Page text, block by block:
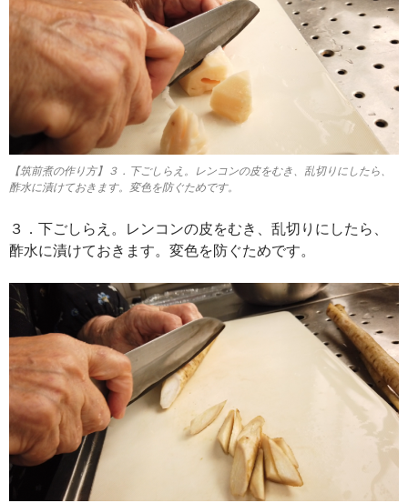
【筑前煮の作り方】３．下ごしらえ。レンコンの皮をむき、乱切りにしたら、
酢水に漬けておきます。変色を防ぐためです。
３．下ごしらえ。レンコンの皮をむき、乱切りにしたら、
酢水に漬けておきます。変色を防ぐためです。